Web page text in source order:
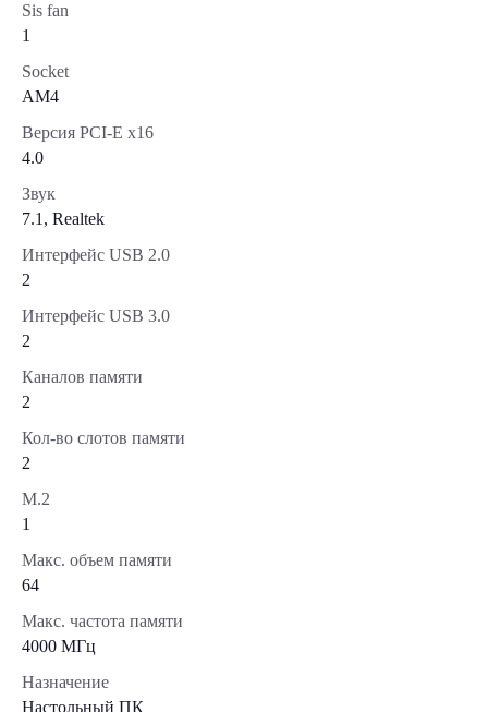
Sis fan
1
Socket
AM4
Версия PCI-E x16
4.0
Звук
7.1, Realtek
Интерфейс USB 2.0
2
Интерфейс USB 3.0
2
Каналов памяти
2
Кол-во слотов памяти
2
М.2
1
Макс. объем памяти
64
Макс. частота памяти
4000 МГц
Назначение
Настольный ПК